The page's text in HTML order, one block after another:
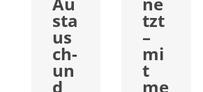
sta
us
ch-
un
d
tzt
–
mi
t
me